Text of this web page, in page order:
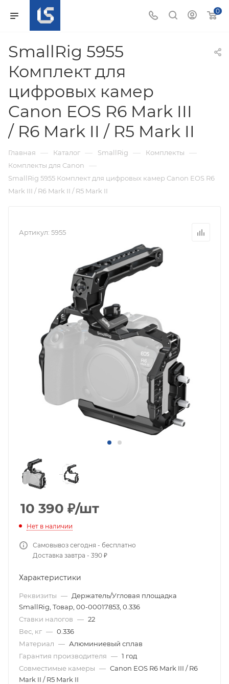
0
SmallRig 5955
Комплект для
цифровых камер
Canon EOS R6 Mark III
/ R6 Mark II / R5 Mark II
Главная — Каталог — SmallRig — Комплекты —
Комплекты для Canon —
SmallRig 5955 Комплект для цифровых камер Canon EOS R6
Mark III / R6 Mark II / R5 Mark II
Артикул: 5955
10 390 ₽/шт
Нет в наличии
Самовывоз сегодня - бесплатно
Доставка завтра - 390 ₽
Характеристики
Реквизиты — Держатель/Угловая площадка
SmallRig, Товар, 00-00017853, 0.336
Ставки налогов — 22
Вес, кг — 0.336
Материал — Алюминиевый сплав
Гарантия производителя — 1 год
Совместимые камеры — Canon EOS R6 Mark III / R6
Mark II / R5 Mark II